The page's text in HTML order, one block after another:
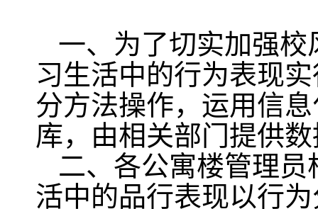
一、为了切实加强
习生活中的行为表现
分方法操作，运用信
库，由相关部门提供
二、各公寓楼管理
活中的品行表现以行